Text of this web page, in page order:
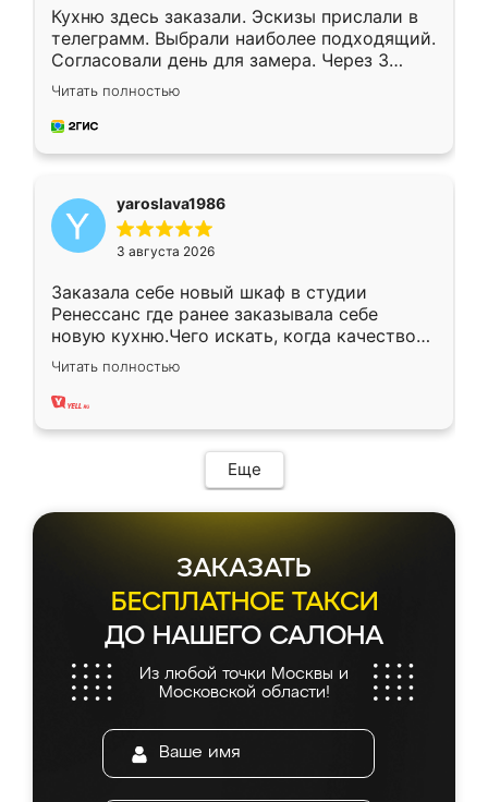
Кухню здесь заказали. Эскизы прислали в
телеграмм. Выбрали наиболее подходящий.
Согласовали день для замера. Через 3
недели кухня была уже готова. Остались
довольны работой. Спасибо Ренессанс
мебель за качественную работу!
Читать полностью
yaroslava1986
3 августа 2026
Заказала себе новый шкаф в студии
Ренессанс где ранее заказывала себе
новую кухню.Чего искать, когда качеством
вполне довольна. Служит кухня уже почти
два года, нареканий нет.
Читать полностью
Еще
ЗАКАЗАТЬ
БЕСПЛАТНОЕ ТАКСИ
ДО НАШЕГО САЛОНА
Из любой точки Москвы и
Московской области!